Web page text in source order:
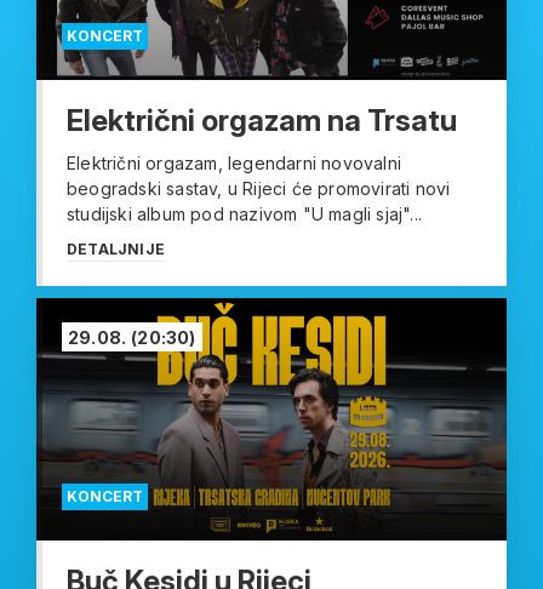
KONCERT
Električni orgazam na Trsatu
Električni orgazam, legendarni novovalni
beogradski sastav, u Rijeci će promovirati novi
studijski album pod nazivom "U magli sjaj"...
DETALJNIJE
KONCERT
29.08. (20:30)
Buč Kesidi u Rijeci